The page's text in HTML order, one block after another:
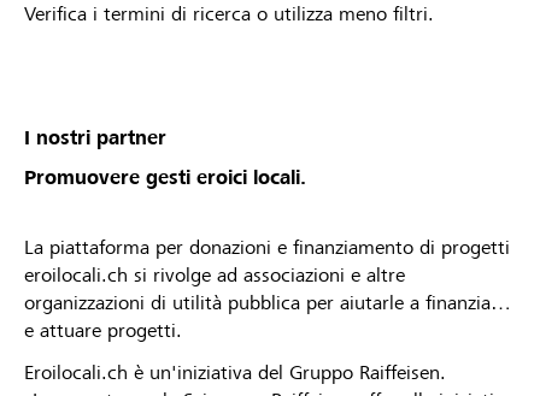
Verifica i termini di ricerca o utilizza meno filtri.
I nostri partner
Promuovere gesti eroici locali.
La piattaforma per donazioni e finanziamento di progetti
eroilocali.ch si rivolge ad associazioni e altre
organizzazioni di utilità pubblica per aiutarle a finanziare
e attuare progetti.
Eroilocali.ch è un'iniziativa del Gruppo Raiffeisen.